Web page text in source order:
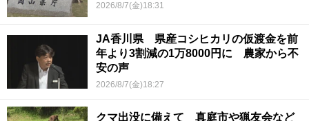
2026/8/7(金)18:31
JA香川県 県産コシヒカリの仮渡金を前
年より3割減の1万8000円に 農家から不
安の声
2026/8/7(金)18:27
クマ出没に備えて 真庭市や猟友会など